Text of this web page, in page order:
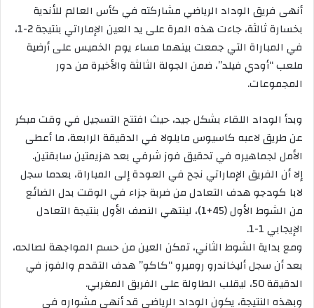
أنهى فريق الوداد الرياضي مشاركته في كأس العالم للأندية
بخسارة ثالثة، جاءت هذه المرة على يد العين الإماراتي بنتيجة 2-1،
في المباراة التي جمعت بينهما مساء يوم الخميس على أرضية
ملعب “أودي فيلد”، ضمن الجولة الثالثة والأخيرة من دور
المجموعات.
وبدأ الوداد اللقاء بشكل جيد، حيث افتتح التسجيل في وقت مبكر
عن طريق لاعبه كاسيوس مايلولا في الدقيقة الرابعة، ما أعطى
الأمل لجماهيره في تحقيق فوز شرفي بعد هزيمتين سابقتين.
إلا أن الفريق الإماراتي نجح في العودة إلى المباراة، بعدما سجل
لابا كودجو هدف التعادل من ضربة جزاء في الوقت بدل الضائع
من الشوط الأول (45+1)، لينتهي النصف الأول بنتيجة التعادل
الإيجابي 1-1.
ومع بداية الشوط الثاني، تمكن العين من حسم المواجهة لصالحه،
بعد أن سجل أليخاندرو روميرو “كاكو” هدف التقدم والفوز في
الدقيقة 50، ليقلب الطاولة على الفريق المغربي.
وبهذه النتيجة، يكون الوداد الرياضي قد أنهى مشواره في